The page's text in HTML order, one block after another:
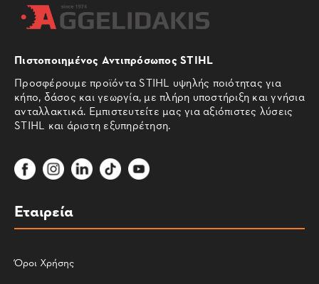
Πιστοποιημένος Αντιπρόσωπος STIHL
Προσφέρουμε προϊόντα STIHL υψηλής ποιότητας για
κήπο, δάσος και γεωργία, με πλήρη υποστήριξη και γνήσια
ανταλλακτικά. Εμπιστευτείτε μας για αξιόπιστες λύσεις
STIHL και άριστη εξυπηρέτηση.
Εταιρεία
Όροι Χρήσης